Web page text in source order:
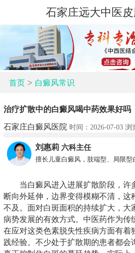
石家庄远大中医
首页> 白癜风常识
治疗扩散中的白癜风喝中药效果好吗
石家庄白癜风医院 时间：2026-07-03 浏
刘惠莉 六科主任
擅长儿童白癜风，肢端型、局限型
当白癜风进入进展扩散阶段，许
断向外延伸，边界变得模糊不清，这
不及。面对白斑面积的持续扩大，大
病势发展的有效方式。中医药作为传
在应对这类色素脱失性疾病方面有着
践经验。不少处于扩散期的患者都会